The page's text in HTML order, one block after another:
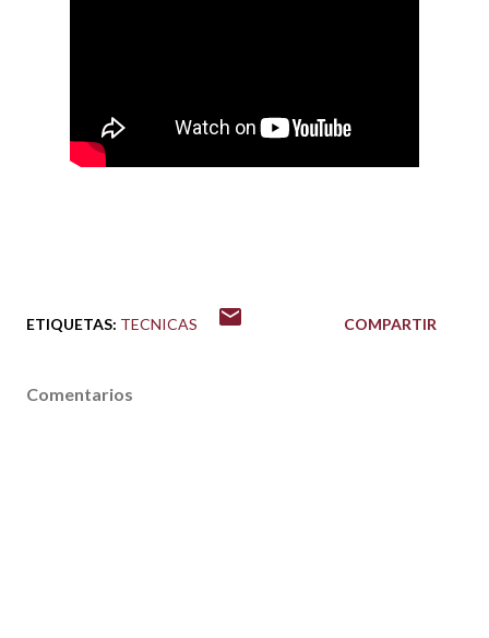
ETIQUETAS: TECNICAS COMPARTIR
Comentarios